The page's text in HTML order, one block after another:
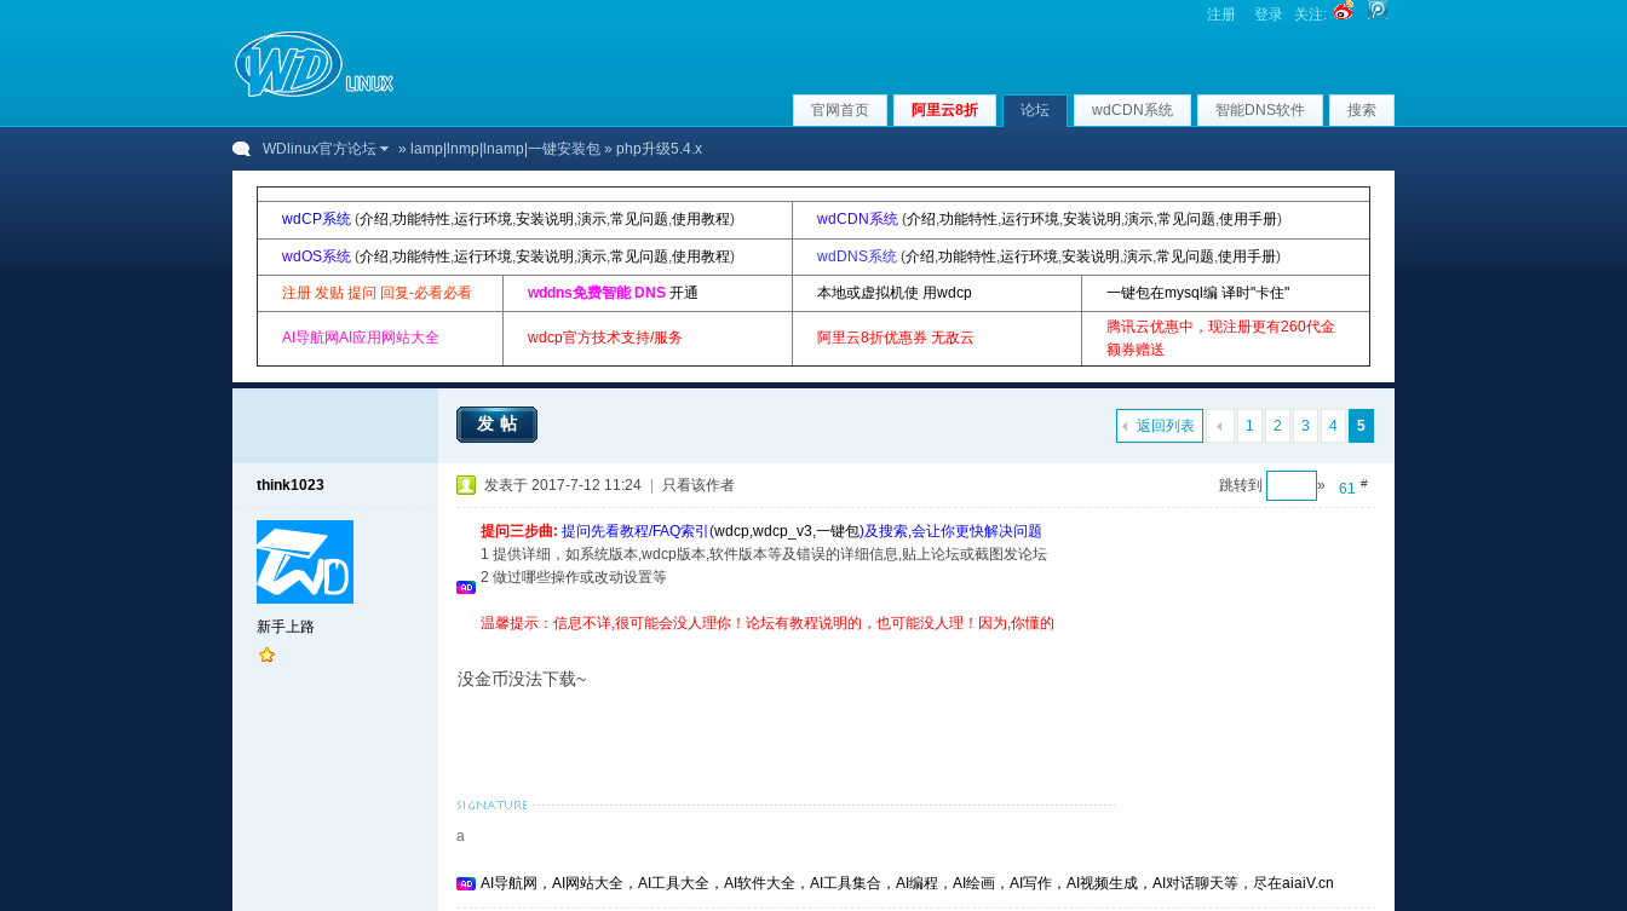
注册 登录 关注:
官网首页 阿里云8折 论坛 wdCDN系统 智能DNS软件 搜索
WDlinux官方论坛 » lamp|lnmp|lnamp|一键安装包 » php升级5.4.x
wdCP系统 (介绍,功能特性,运行环境,安装说明 ,演示,常见问题,使用教程) wdCDN系统 (介绍,功能特性,运行环境,安装说明 ,演示,常见问题,使用手册)
wdOS系统 (介绍,功能特性,运行环境,安装说明 ,演示,常见问题,使用教程) wdDNS系统 (介绍,功能特性,运行环境,安装说明 ,演示,常见问题,使用手册)
注册 发贴 提问 回复-必看必看 wddns免费智能 DNS 开通 本地或虚拟机使 用wdcp 一键包在mysql编 译时"卡住"
AI导航网AI应用网站大全 wdcp官方技术支持/服务 阿里云8折优惠券 无敌云
腾讯云优惠中，现注册更有260代金
额券赠送
1 2 3 4 5
返回列表
发帖
think1023
新手上路
61 #
跳转到 »
发表于 2017-7-12 11:24 只看该作者
提问三步曲: 提问先看教程/FAQ索引(wdcp,wdcp_v3,一键包)及搜索,会让你更快解决问题
1 提供详细，如系统版本,wdcp版本,软件版本等及错误的详细信息,贴上论坛或截图发论坛
2 做过哪些操作或改动设置等
温馨提示：信息不详,很可能会没人理你！论坛有教程说明的，也可能没人理！因为,你懂的
没金币没法下载~
a
AI导航网，AI网站大全，AI工具大全，AI软件大全，AI工具集合，AI编程，AI绘画，AI写作，AI视频生成，AI对话聊天等，尽在aiaiV.cn